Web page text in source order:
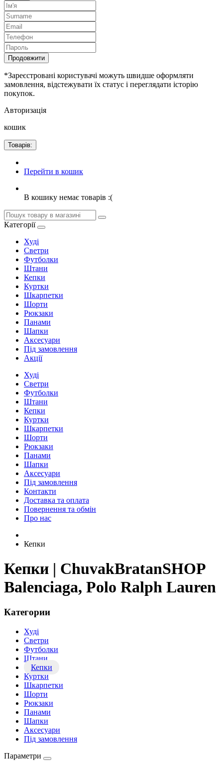
Продовжити
*Зареєстровані користувачі можуть швидше оформляти
замовлення, відстежувати їх статус і переглядати історію
покупок.
Авторизація
кошик
Товарів:
Перейти в кошик
В кошику немає товарів :(
Категорії
Худі
Светри
Футболки
Штани
Кепки
Куртки
Шкарпетки
Шорти
Рюкзаки
Панами
Шапки
Аксесуари
Під замовлення
Акції
Худі
Светри
Футболки
Штани
Кепки
Куртки
Шкарпетки
Шорти
Рюкзаки
Панами
Шапки
Аксесуари
Під замовлення
Контакти
Доставка та оплата
Повернення та обмін
Про нас
Кепки
Кепки | ChuvakBratanSHOP
Balenciaga, Polo Ralph Lauren
Категории
Худі
Светри
Футболки
Штани
Кепки
Куртки
Шкарпетки
Шорти
Рюкзаки
Панами
Шапки
Аксесуари
Під замовлення
Параметри